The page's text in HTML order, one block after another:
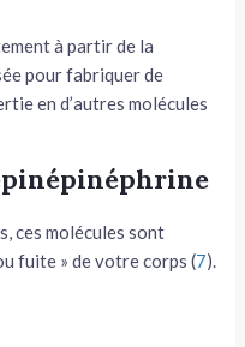
à partir de la
pour fabriquer de
en d’autres molécules
ces molécules sont
fuite » de votre corps (7).